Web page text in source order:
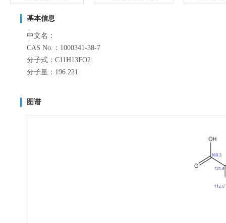
基本信息
中文名：
CAS No.：1000341-38-7
分子式：C11H13FO2
分子量：196.221
图谱